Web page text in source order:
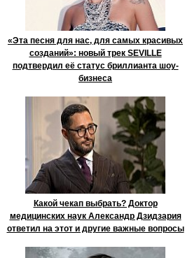
«Эта песня для нас, для самых красивых
созданий»: новый трек SEVILLE
подтвердил её статус бриллианта шоу-
бизнеса
Какой чекап выбрать? Доктор
медицинских наук Александр Дзидзария
ответил на этот и другие важные вопросы